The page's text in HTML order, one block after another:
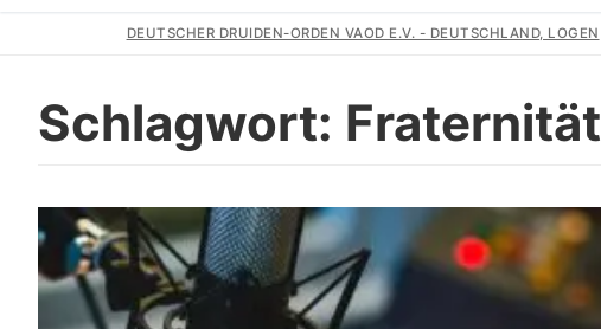
Start
Gemeinschaft
Geschichte
Logen
Wir Unterstützen
DEUTSCHER DRUIDEN-ORDEN VAOD E.V. - DEUTSCHLAND, LOGEN
Schlagwort: Fraternität